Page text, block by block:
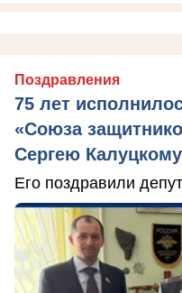
Поздравления
75 лет
«Союза
Сергею Калуцкому
Его поздравили